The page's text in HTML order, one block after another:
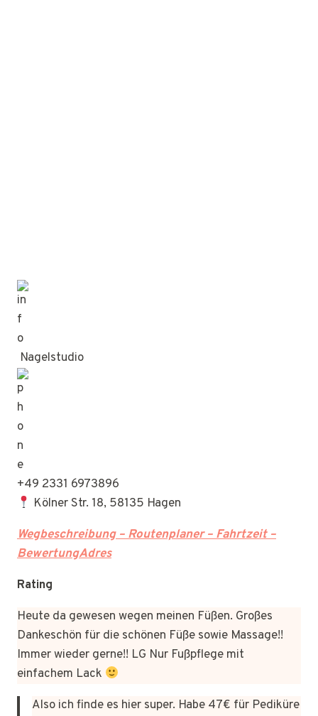
Nagelstudio
+49 2331 6973896
Kölner Str. 18, 58135 Hagen
Wegbeschreibung – Routenplaner – Fahrtzeit –
BewertungAdres
Rating
Heute da gewesen wegen meinen Füßen. Großes
Dankeschön für die schönen Füße sowie Massage!!
Immer wieder gerne!! LG Nur Fußpflege mit
einfachem Lack
Also ich finde es hier super. Habe 47€ für Pediküre